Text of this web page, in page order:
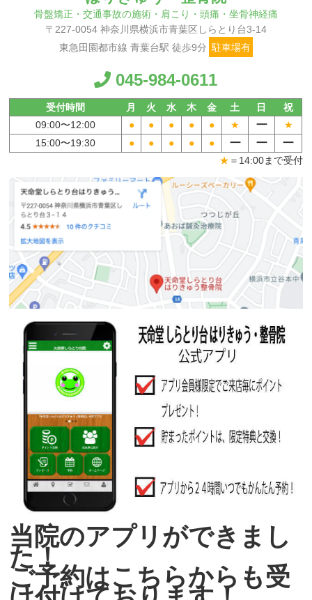
骨盤矯正・交通事故の施術・肩こり・頭痛・坐骨神経痛
〒227-0054 神奈川県横浜市青葉区しらとり台3-14
東急田園都市線 青葉台駅 徒歩9分 駐車場有
045-984-0611
受付時間 月 火 水 木 金 土 日
祝
09:00〜12:00 ● ● ● ● ● ★ ー
★
15:00〜19:30 ● ● ● ● ● ー ー ー
★ ＝14:00まで受付
当院のアプリができまし
た！
ご予約はこちらからも受